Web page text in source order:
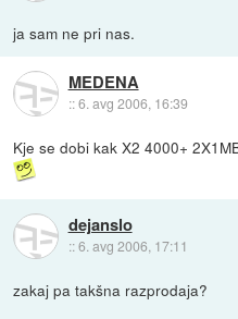
ja sam ne pri nas.
MEDENA
::6. avg 2006, 16:39
Kje se dobi kak X2 4000+
dejanslo
::6. avg 2006, 17:11
zakaj pa takšna razprodaja?